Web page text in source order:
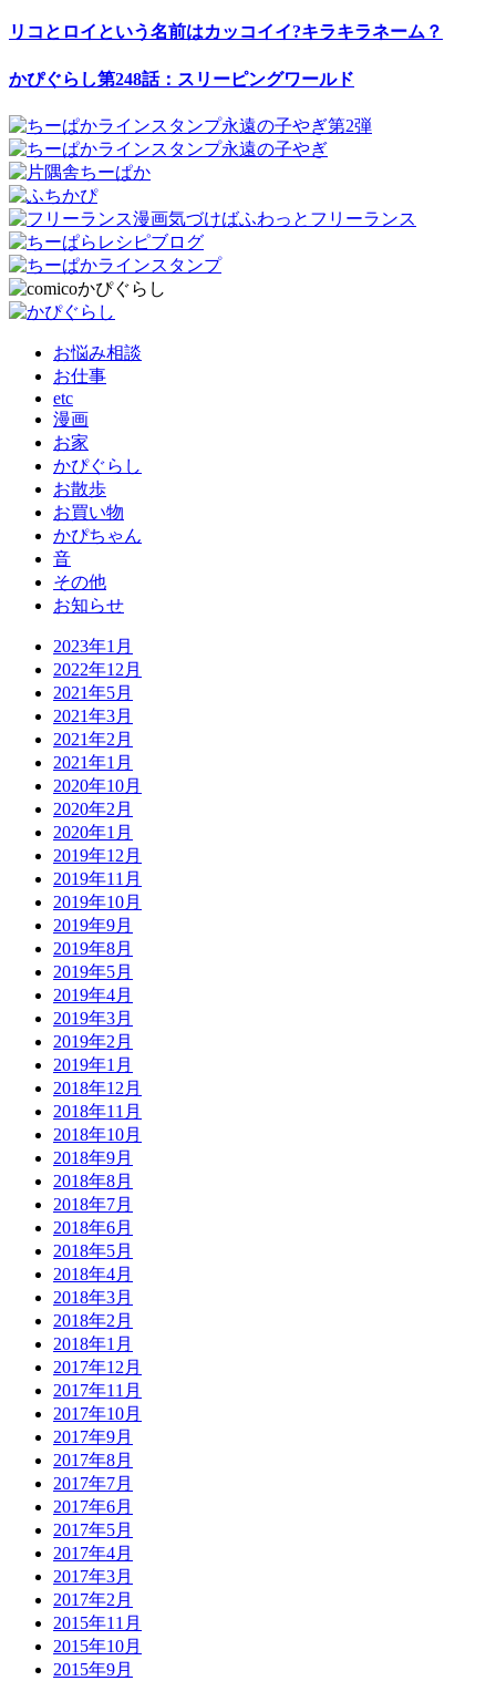
リコとロイという名前はカッコイイ?キラキラネーム？
かぴぐらし第248話：スリーピングワールド
お悩み相談
お仕事
etc
漫画
お家
かぴぐらし
お散歩
お買い物
かぴちゃん
音
その他
お知らせ
2023年1月
2022年12月
2021年5月
2021年3月
2021年2月
2021年1月
2020年10月
2020年2月
2020年1月
2019年12月
2019年11月
2019年10月
2019年9月
2019年8月
2019年5月
2019年4月
2019年3月
2019年2月
2019年1月
2018年12月
2018年11月
2018年10月
2018年9月
2018年8月
2018年7月
2018年6月
2018年5月
2018年4月
2018年3月
2018年2月
2018年1月
2017年12月
2017年11月
2017年10月
2017年9月
2017年8月
2017年7月
2017年6月
2017年5月
2017年4月
2017年3月
2017年2月
2015年11月
2015年10月
2015年9月